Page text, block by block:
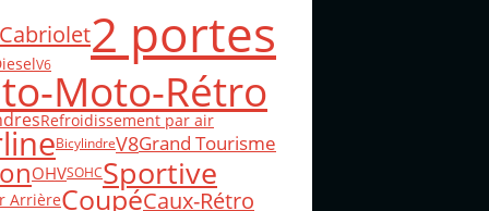
Cabriolet2 portes
V6Moto-Rétro
Refroidissement par air
BicylindreV8Grand Tourisme
OHVSOHCSportive
ArrièreCoupéCaux-Rétro